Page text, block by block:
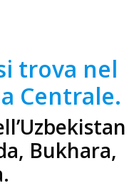
trova nel
Centrale.
Bukhara,